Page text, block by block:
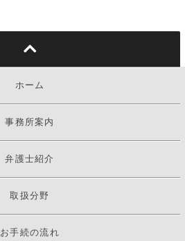
ホーム
事務所案内
弁護士紹介
取扱分野
お手続の流れ